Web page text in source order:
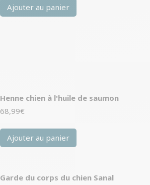
Ajouter au panier
Henne chien à l'huile de saumon
68,99€
Ajouter au panier
Garde du corps du chien Sanal